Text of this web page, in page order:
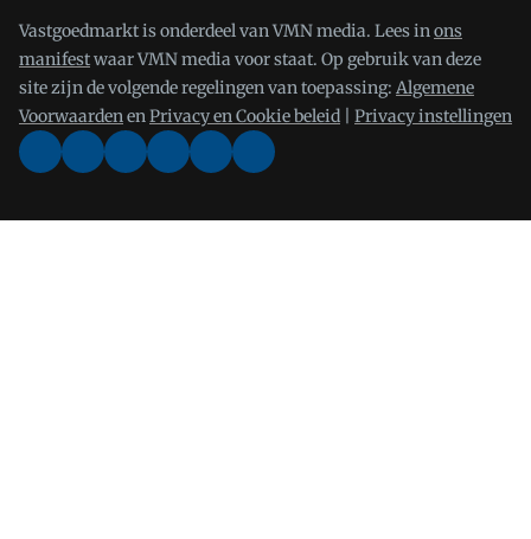
Vastgoedmarkt is onderdeel van VMN media. Lees inons
manifestwaar VMN media voor staat. Op gebruik van deze
site zijn de volgende regelingen van toepassing: Algemene
VoorwaardenenPrivacy en Cookie beleid Privacy instellingen